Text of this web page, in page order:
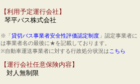
【利用予定運行会社】
琴平バス株式会社
※「貸切バス事業者安全性評価認定制度」認定事業者に
は事業者名の最後に★を記載しております。
※自動車運送事業者に対する行政処分状況は こちら
【運行会社任意保険内容】
対人無制限